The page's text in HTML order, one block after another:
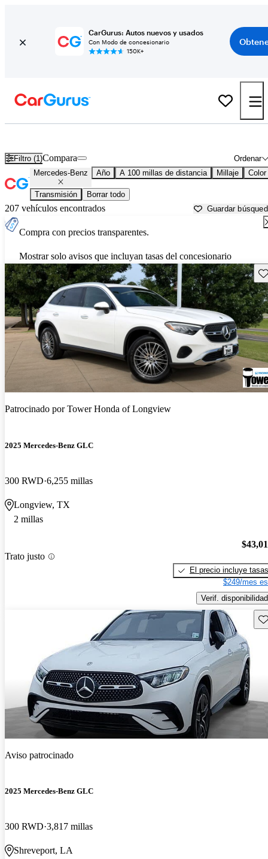
CarGurus: Autos nuevos y usados
Con Modo de concesionario
150K+
Filtro (1) Ordenar
Compara
Mercedes-Benz Año A 100 millas de distancia Millaje Color
Transmisión Borrar todo
207 vehículos encontrados Guardar
Compra con precios transparentes.
Mostrar solo avisos que incluyan tasas del concesionario
Patrocinado porTower Honda of Longview
2025 Mercedes-Benz GLC
300 RWD 6,255 millas
Longview, TX
2 millas
Trato justo
El precio incluye tasas
$249/mes
Verif. disponibilidad
Aviso patrocinado
2025 Mercedes-Benz GLC
300 RWD 3,817 millas
Shreveport, LA